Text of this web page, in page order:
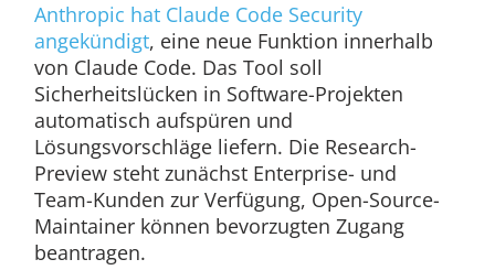
Anthropic hat Claude Code Security
angekündigt, eine neue Funktion innerhalb
von Claude Code. Das Tool soll
Sicherheitslücken in Software-Projekten
automatisch aufspüren und
Lösungsvorschläge liefern. Die Research-
Preview steht zunächst Enterprise- und
Team-Kunden zur Verfügung, Open-Source-
Maintainer können bevorzugten Zugang
beantragen.